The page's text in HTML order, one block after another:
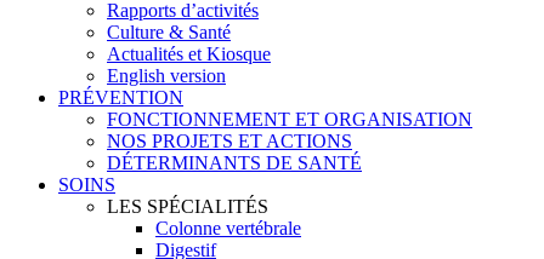
Rapports d’activités
Culture & Santé
Actualités et Kiosque
English version
PRÉVENTION
FONCTIONNEMENT ET ORGANISATION
NOS PROJETS ET ACTIONS
DÉTERMINANTS DE SANTÉ
SOINS
LES SPÉCIALITÉS
Colonne vertébrale
Digestif